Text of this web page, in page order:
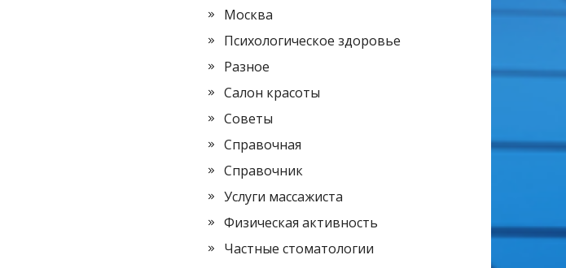
Москва
Психологическое здоровье
Разное
Салон красоты
Советы
Справочная
Справочник
Услуги массажиста
Физическая активность
Частные стоматологии